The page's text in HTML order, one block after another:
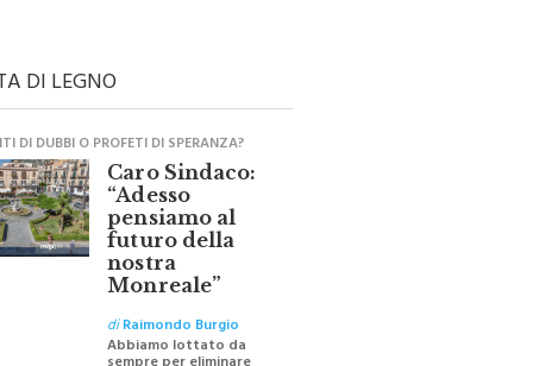
DI LEGNO
DI DUBBI O PROFETI DI SPERANZA?
Caro Sindaco:
“Adesso
pensiamo al
futuro della
nostra
Monreale”
diRaimondo Burgio
Abbiamo lottato da
sempre per eliminare